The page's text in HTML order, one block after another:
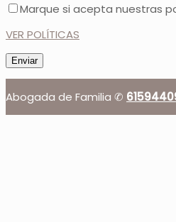
Marque si acepta nuestras
VER POLÍTICAS
Abogada de Familia ✆